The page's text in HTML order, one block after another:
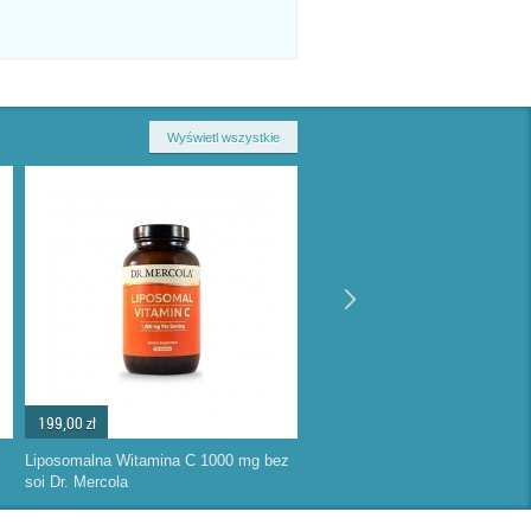
Wyświetl wszystkie
199,00 zł
Liposomalna Witamina C 1000 mg bez
soi Dr. Mercola